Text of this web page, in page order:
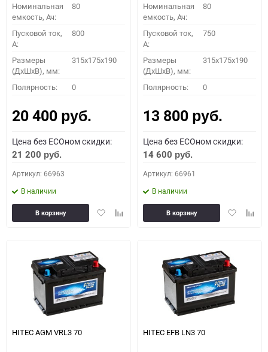
Номинальная
емкость, Ач:
80
Пусковой ток,
A:
800
Размеры
(ДхШхВ), мм:
315x175x190
Полярность: 0
20 400 руб.
Цена без ECOном скидки:
21 200 руб.
Артикул: 66963
В наличии
ДобавитьДобавить
В корзину
Номинальная
емкость, Ач:
80
Пусковой ток,
A:
750
Размеры
(ДхШхВ), мм:
315x175x190
Полярность: 0
13 800 руб.
Цена без ECOном скидки:
14 600 руб.
Артикул: 66961
В наличии
Добавить
В корзину
HITEC AGM VRL3 70 HITEC EFB LN3 70